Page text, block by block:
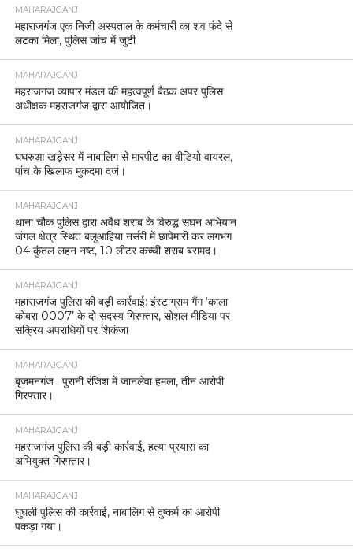
MAHARAJGANJ
महाराजगंज एक निजी अस्पताल के कर्मचारी का शव फंदे से
लटका मिला, पुलिस जांच में जुटी
MAHARAJGANJ
महराजगंज व्यापार मंडल की महत्वपूर्ण बैठक अपर पुलिस
अधीक्षक महराजगंज द्वारा आयोजित।
MAHARAJGANJ
घघरुआ खड़ेसर में नाबालिग से मारपीट का वीडियो वायरल,
पांच के खिलाफ मुकदमा दर्ज।
MAHARAJGANJ
थाना चौक पुलिस द्वारा अवैध शराब के विरुद्ध सघन अभियान
जंगल क्षेत्र स्थित बलुआहिया नर्सरी में छापेमारी कर लगभग
04 कुंतल लहन नष्ट, 10 लीटर कच्ची शराब बरामद।
MAHARAJGANJ
महाराजगंज पुलिस की बड़ी कार्रवाई: इंस्टाग्राम गैंग ‘काला
कोबरा 0007’ के दो सदस्य गिरफ्तार, सोशल मीडिया पर
सक्रिय अपराधियों पर शिकंजा
MAHARAJGANJ
बृजमनगंज : पुरानी रंजिश में जानलेवा हमला, तीन आरोपी
गिरफ्तार।
MAHARAJGANJ
महराजगंज पुलिस की बड़ी कार्रवाई, हत्या प्रयास का
अभियुक्त गिरफ्तार।
MAHARAJGANJ
घुघली पुलिस की कार्रवाई, नाबालिग से दुष्कर्म का आरोपी
पकड़ा गया।